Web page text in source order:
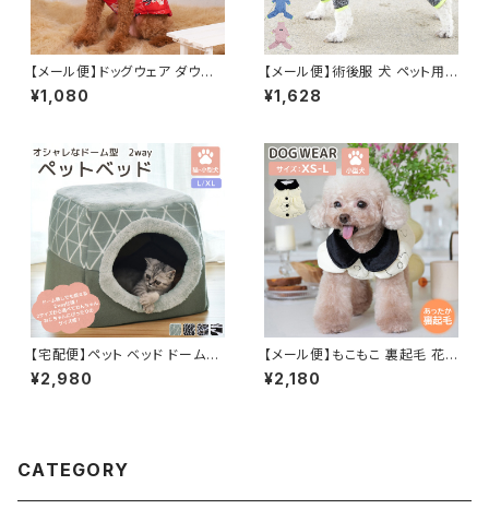
【メール便】ドッグウェア ダウン
風 ジャケット 犬 猫 ペット 防寒
／pets036
¥1,080
【メール便】術後服 犬 ペット用
品 ロンパース ペットウェア ドッ
グウェア いぬ 小型犬 中型犬 服
237
¥1,628
【宅配便】ペット ベッド ドーム型
ハウス 犬 猫 2way／pets023
¥2,980
【メール便】もこもこ 裏起毛 花
柄 ワンピース ドッグウエア 犬
服 あったか 半袖 キルティング
¥2,180
CATEGORY